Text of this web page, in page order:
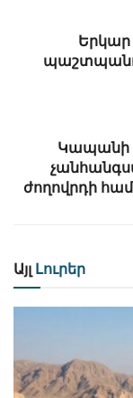
Երկար
Կապանի
ժողովրդի
Այլ Լուրեր